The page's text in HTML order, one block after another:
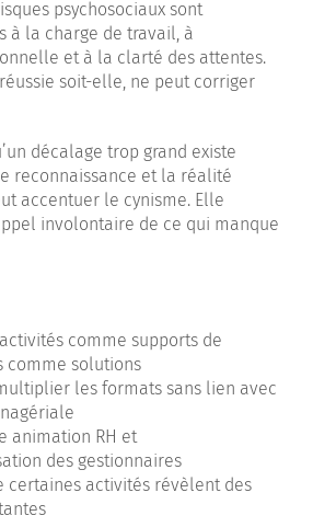
psychosociaux sont
à la charge de travail, à
et à la clarté des attentes.
soit-elle, ne peut corriger
décalage trop grand existe
reconnaissance et la réalité
accentuer le cynisme. Elle
involontaire de ce qui manque
comme supports de
comme solutions
les formats sans lien avec
animation RH et
des gestionnaires
certaines activités révèlent des